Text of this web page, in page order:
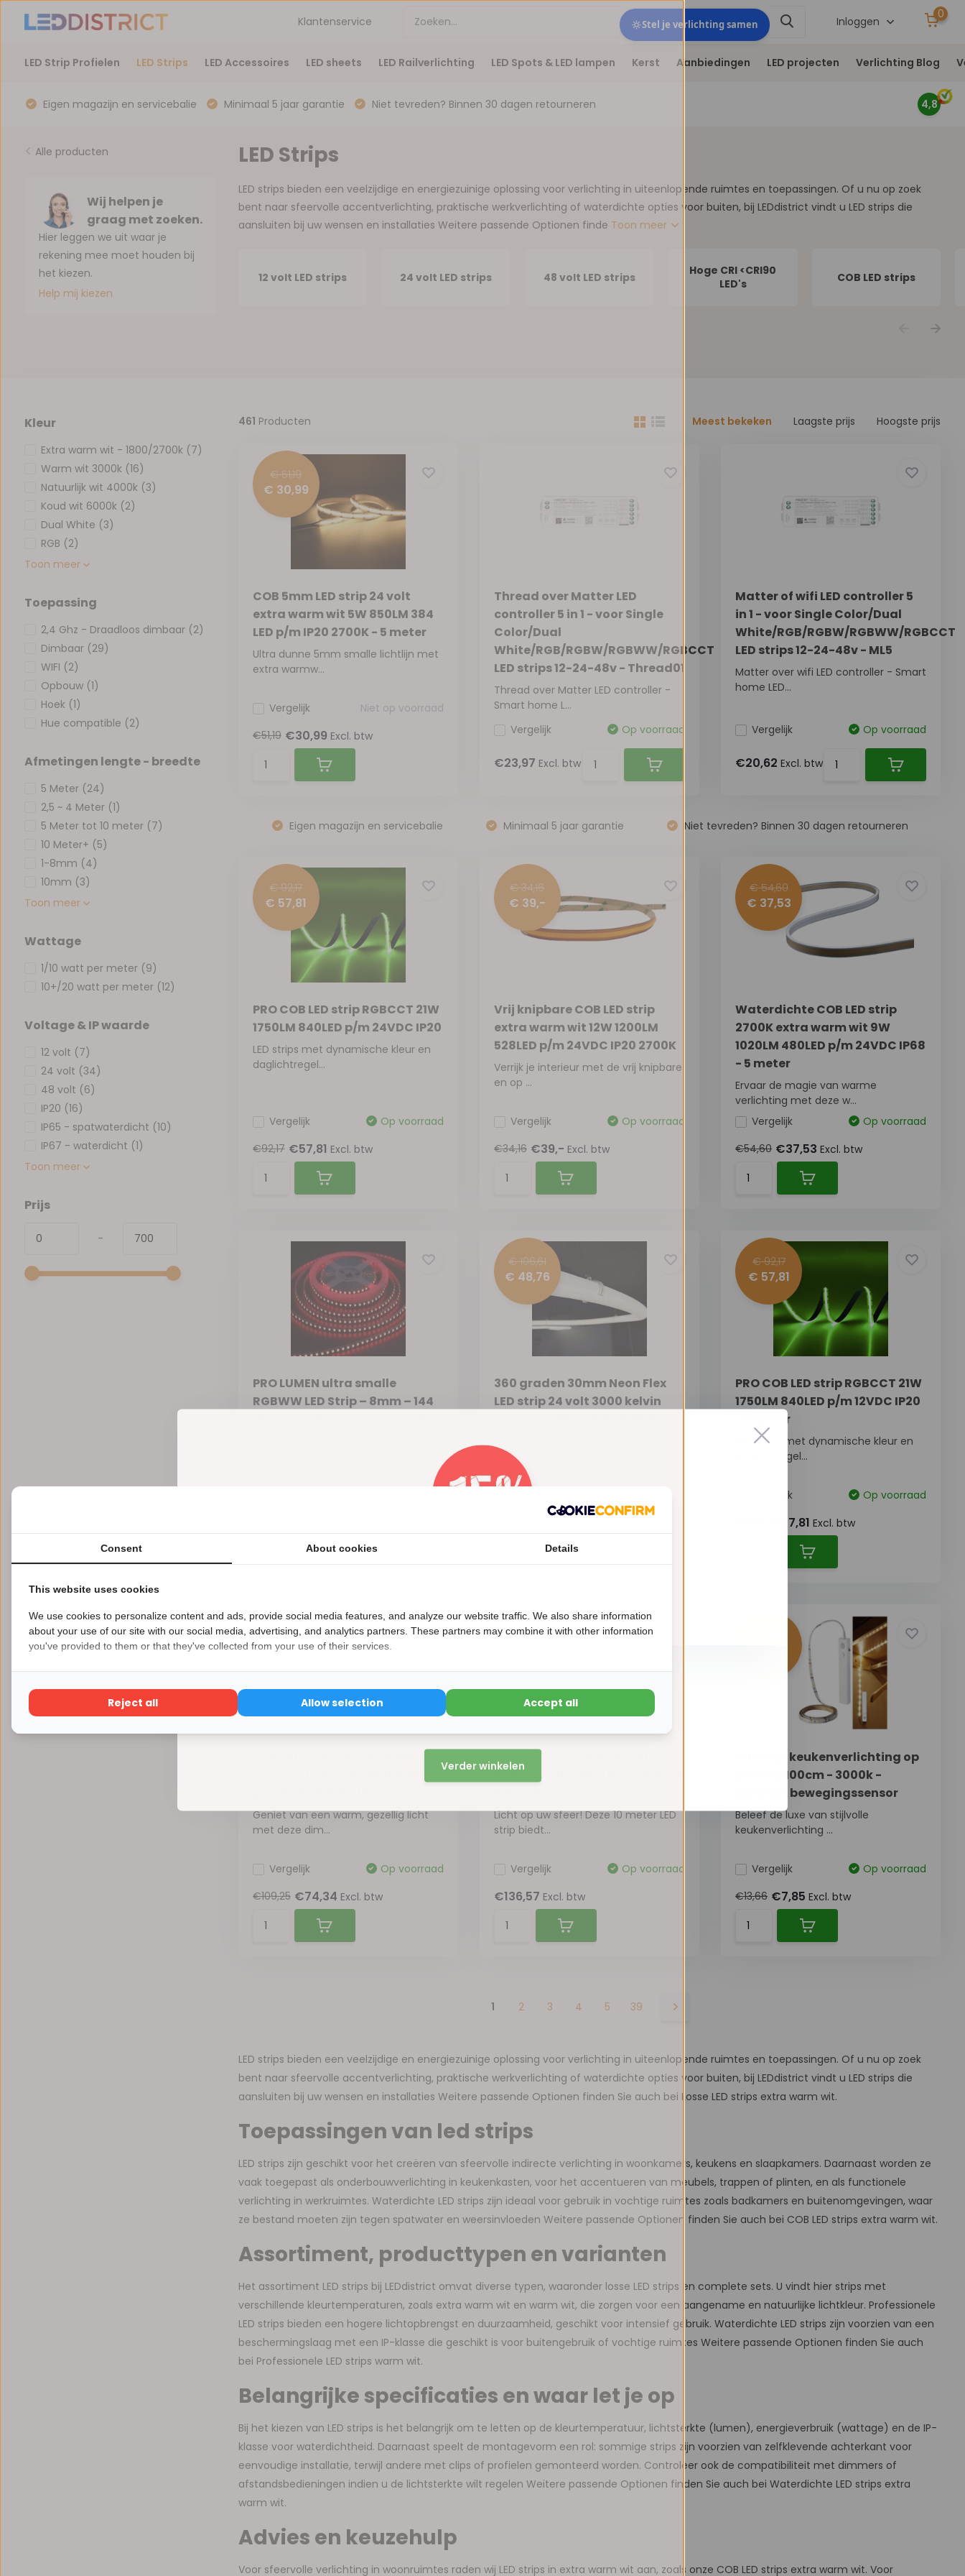
Klantenservice Stel je verlichting samen Inloggen
0
Stel je verlichting
samen
LED Strip Profielen LED Strips LED Accessoires LED sheets LED Railverlichting LED Spots & LED lampen Kerst Aanbiedingen LED projecten Verlichting Blog
Eigen magazijn en servicebalie Minimaal 5 jaar garantie Niet tevreden? Binnen 30 dagen retourneren 4,8
Alle producten
Wij helpen je
graag met zoeken.
Hier leggen we uit waar je
rekening mee moet houden bij
het kiezen.
Help mij kiezen
LED Strips
LED strips bieden een veelzijdige en energiezuinige oplossing voor verlichting in uiteenlopende ruimtes en toepassingen. Of u nu op zoek
bent naar sfeervolle accentverlichting, praktische werkverlichting of waterdichte opties voor buiten, bij LEDdistrict vindt u LED strips die
aansluiten bij uw wensen en installaties Weitere passende Optionen finde Toon meer
12 volt LED strips 24 volt LED strips 48 volt LED strips
Hoge CRI <CRI90
LED's
COB LED strips
Kleur
Extra warm wit - 1800/2700k (7)
Warm wit 3000k (16)
Natuurlijk wit 4000k (3)
Koud wit 6000k (2)
Dual White (3)
RGB (2)
Toon meer
Toepassing
2,4 Ghz - Draadloos dimbaar (2)
Dimbaar (29)
WIFI (2)
Opbouw (1)
Hoek (1)
Hue compatible (2)
Afmetingen lengte - breedte
5 Meter (24)
2,5 ~ 4 Meter (1)
5 Meter tot 10 meter (7)
10 Meter+ (5)
1-8mm (4)
10mm (3)
Toon meer
Wattage
1/10 watt per meter (9)
10+/20 watt per meter (12)
Voltage & IP waarde
12 volt (7)
24 volt (34)
48 volt (6)
IP20 (16)
IP65 - spatwaterdicht (10)
IP67 - waterdicht (1)
Toon meer
Prijs
-
461 Producten Meest bekeken Laagste prijs Hoogste prijs
€ 51,19
€ 30,99
COB 5mm LED strip 24 volt
extra warm wit 5W 850LM 384
LED p/m IP20 2700K - 5 meter
Ultra dunne 5mm smalle lichtlijn met
extra warmw...
Vergelijk
Niet op voorraad
€51,19 €30,99 Excl. btw
Thread over Matter LED
controller 5 in 1 - voor Single
Color/Dual
White/RGB/RGBW/RGBWW/RGBCCT
LED strips 12-24-48v - Thread01
Thread over Matter LED controller -
Smart home L...
Vergelijk
Op voorraad
€23,97 Excl. btw
Matter of wifi LED controller 5
in 1 - voor Single Color/Dual
White/RGB/RGBW/RGBWW/RGBCCT
LED strips 12-24-48v - ML5
Matter over wifi LED controller - Smart
home LED...
Vergelijk Op voorraad
€20,62Excl. btw
Eigen magazijn en servicebalie Minimaal 5 jaar garantie Niet tevreden? Binnen 30 dagen retourneren
€ 92,17
€ 57,81
PRO COB LED strip RGBCCT 21W
1750LM 840LED p/m 24VDC IP20
LED strips met dynamische kleur en
daglichtregel...
Vergelijk
Op voorraad
€92,17 €57,81 Excl. btw
€ 34,16
€ 39,-
Vrij knipbare COB LED strip
extra warm wit 12W 1200LM
528LED p/m 24VDC IP20 2700K
Verrijk je interieur met de vrij knipbare
en op ...
Vergelijk
Op voorraad
€34,16 €39,- Excl. btw
€ 54,60
€ 37,53
Waterdichte COB LED strip
2700K extra warm wit 9W
1020LM 480LED p/m 24VDC IP68
- 5 meter
Ervaar de magie van warme
verlichting met deze w...
Vergelijk
Op voorraad
€54,60 €37,53Excl. btw
PRO LUMEN ultra smalle
RGBWW LED Strip – 8mm – 144
Excl. btw
€ 106,61
€ 48,76
360 graden 30mm Neon Flex
LED strip 24 volt 3000 kelvin
30mm ronde LED verlichting. 360
graden neon flex...
€ 92,17
€ 57,81
PRO COB LED strip RGBCCT 21W
1750LM 840LED p/m 12VDC IP20
- 5 meter
LED strips met dynamische kleur en
daglichtregel...
Vergelijk
Op voorraad
€57,81Excl. btw
€ 109,25
€ 74,34
Geniet van een warm, gezellig licht
met deze dim...
Vergelijk
Op voorraad
€109,25 €74,34 Excl. btw
RGBCCT 18W 1050LM 12 x 20mm
Licht op uw sfeer! Deze 10 meter LED
strip biedt...
Vergelijk Op voorraad
€136,57 Excl. btw
LED strip keukenverlichting op
batterij 100cm - 3000k -
inclusief bewegingssensor
Beleef de luxe van stijlvolle
keukenverlichting ...
Vergelijk
Op voorraad
€13,66 €7,85Excl. btw
1 2 3 4 5 39
LED strips bieden een veelzijdige en energiezuinige oplossing voor verlichting in uiteenlopende ruimtes en toepassingen. Of u nu op zoek
bent naar sfeervolle accentverlichting, praktische werkverlichting of waterdichte opties voor buiten, bij LEDdistrict vindt u LED strips die
aansluiten bij uw wensen en installaties Weitere passende Optionen finden Sie auch bei Losse LED strips extra warm wit.
Toepassingen van led strips
LED strips zijn geschikt voor het creëren van sfeervolle indirecte verlichting in woonkamers, keukens en slaapkamers. Daarnaast worden ze
vaak toegepast als onderbouwverlichting in keukenkasten, voor het accentueren van meubels, trappen of plinten, en als functionele
verlichting in werkruimtes. Waterdichte LED strips zijn ideaal voor gebruik in vochtige ruimtes zoals badkamers en buitenomgevingen, waar
ze bestand moeten zijn tegen spatwater en weersinvloeden Weitere passende Optionen finden Sie auch bei COB LED strips extra warm wit.
Assortiment, producttypen en varianten
Het assortiment LED strips bij LEDdistrict omvat diverse typen, waaronder losse LED strips en complete sets. U vindt hier strips met
verschillende kleurtemperaturen, zoals extra warm wit en warm wit, die zorgen voor een aangename en natuurlijke lichtkleur. Professionele
LED strips bieden een hogere lichtopbrengst en duurzaamheid, geschikt voor intensief gebruik. Waterdichte LED strips zijn voorzien van een
beschermingslaag met een IP-klasse die geschikt is voor buitengebruik of vochtige ruimtes Weitere passende Optionen finden Sie auch
bei Professionele LED strips warm wit.
Belangrijke specificaties en waar let je op
Bij het kiezen van LED strips is het belangrijk om te letten op de kleurtemperatuur, lichtsterkte (lumen), energieverbruik (wattage) en de IP-
klasse voor waterdichtheid. Daarnaast speelt de montagevorm een rol: sommige strips zijn voorzien van zelfklevende achterkant voor
eenvoudige installatie, terwijl andere met clips of profielen gemonteerd worden. Controleer ook de compatibiliteit met dimmers of
afstandsbedieningen indien u de lichtsterkte wilt regelen Weitere passende Optionen finden Sie auch bei Waterdichte LED strips extra
warm wit.
Advies en keuzehulp
Voor sfeervolle verlichting in woonruimtes raden wij LED strips in extra warm wit aan, zoals onze COB LED strips extra warm wit. Voor
15korting
Verder winkelen
Consent About cookies Details
This website uses cookies
We use cookies to personalize content and ads, provide social media features, and analyze our website traffic. We also share information
about your use of our site with our social media, advertising, and analytics partners. These partners may combine it with other information
you've provided to them or that they've collected from your use of their services.
Reject all Allow selection Accept all